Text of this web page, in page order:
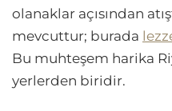
olanaklar açısından
mevcuttur; burada
Bu muhteşem harika
yerlerden biridir.